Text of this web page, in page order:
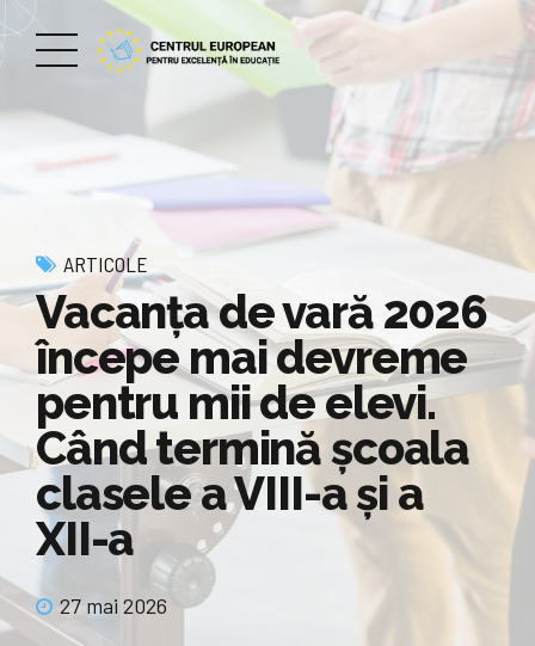
ARTICOLE
Vacanța de vară 2026
începe mai devreme
pentru mii de elevi.
Când termină școala
clasele a VIII-a și a
XII-a
27 mai 2026